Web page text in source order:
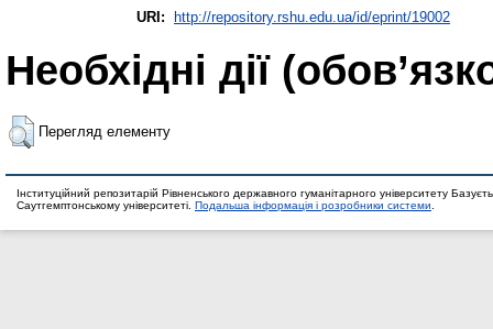
URI: http://repository.rshu.edu.ua/id/eprint/19002
Необхідні дії
Перегляд елементу
Інституційний репозитарій Рівненського державного гуманітарного університету
Саутгемптонському університеті. Подальша інформація і розробники системи